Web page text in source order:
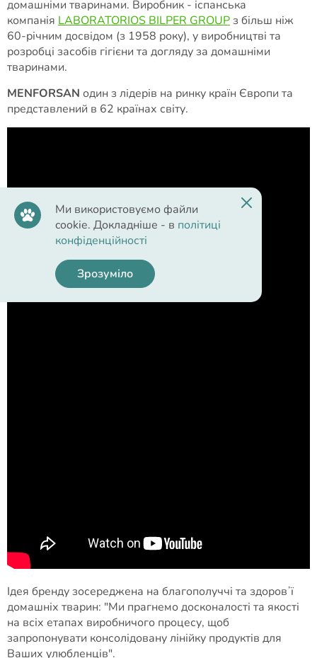
домашніми тваринами. Виробник - іспанська
компанія LABORATORIOS BILPER GROUPз більш ніж
60-річним досвідом (з 1958 року), у виробництві та
розробці засобів гігієни та догляду за домашніми
тваринами.
MENFORSAN один з лідерів на ринку країн Європи та
представлений в 62 країнах світу.
Ідея бренду зосереджена на благополуччі та здоровʼї
домашніх тварин: "Ми прагнемо досконалості та якості
на всіх етапах виробничого процесу, щоб
запропонувати консолідовану лінійку продуктів для
Ваших улюбленців".
Ми використовуємо файли
cookie. Докладніше - в політиці
конфіденційності
Зрозуміло